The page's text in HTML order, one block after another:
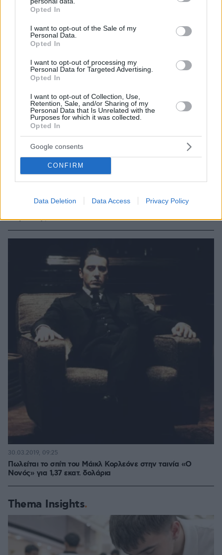
grant or deny consent to Google and its third-party tags to
use your data for below specified purposes in below Google
consent section.
Opted In
I want to opt-out of the Sale of my
Personal Data.
Opted In
I want to opt-out of processing my
Personal Data for Targeted Advertising.
Opted In
I want to opt-out of Collection, Use,
Retention, Sale, and/or Sharing of my
Personal Data that Is Unrelated with the
Purposes for which it was collected.
Opted In
Google consents
CONFIRM
Data Deletion Data Access Privacy Policy
τσιγκούνης
24.02.2020, 12:13
Πωλείται το σπίτι του Μάικλ Κορλεόνε στην ταινία «Ο
Νονός» για 1,37 εκατ. δολάρια
30.03.2019, 09:25
Thema Insights